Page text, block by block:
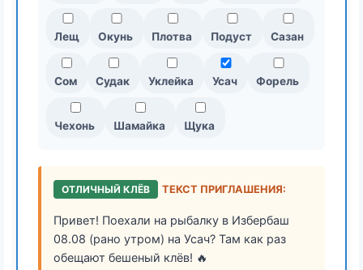
Лещ Окунь Плотва Подуст Сазан
Сом Судак Уклейка Усач Форель
Чехонь Шамайка Щука
ОТЛИЧНЫЙ КЛЁВ ТЕКСТ ПРИГЛАШЕНИЯ:
Привет! Поехали на рыбалку в Избербаш
08.08 (рано утром) на Усач? Там как раз
обещают бешеный клёв! 🔥